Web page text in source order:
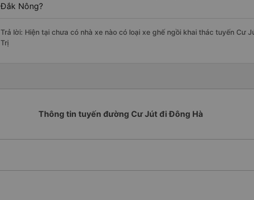
Đắk Nông?
Trả lời: Hiện tại chưa có nhà xe nào có loại xe ghế ngồi khai thác tuyến Cư
Trị
Thông tin tuyến đường Cư Jút đi Đông Hà